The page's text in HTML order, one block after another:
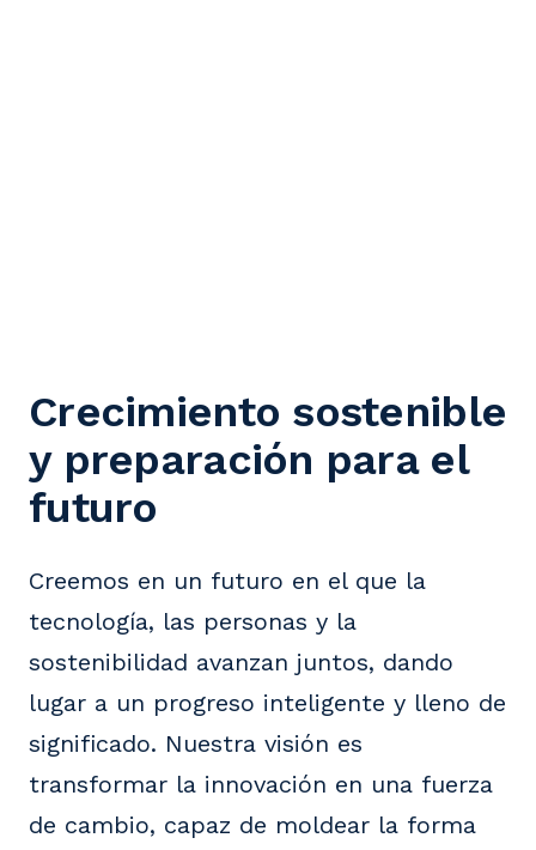
Crecimiento sostenible
y preparación para el
futuro
Creemos en un futuro en el que la
tecnología, las personas y la
sostenibilidad avanzan juntos, dando
lugar a un progreso inteligente y lleno de
significado. Nuestra visión es
transformar la innovación en una fuerza
de cambio, capaz de moldear la forma